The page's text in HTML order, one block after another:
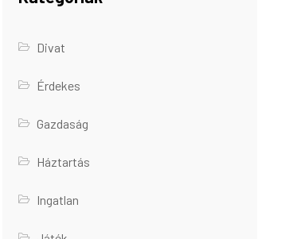
Divat
Érdekes
Gazdaság
Háztartás
Ingatlan